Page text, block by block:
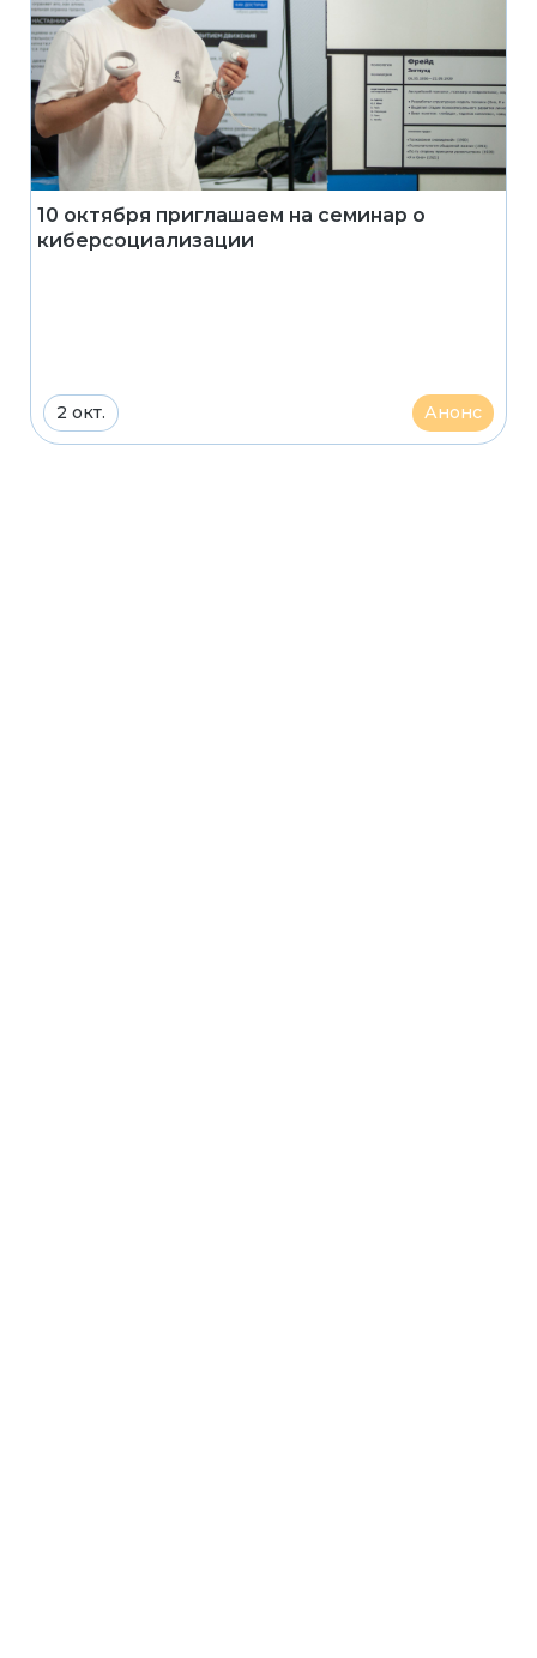
10 октября приглашаем на семинар о
киберсоциализации
2 окт. Анонс